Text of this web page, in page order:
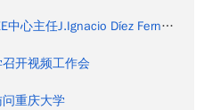
西班牙马德里康普顿斯大学CCEE中心主任J.Ignacio Díez Fernández一行访问重庆大学
开视频工作会
重庆大学